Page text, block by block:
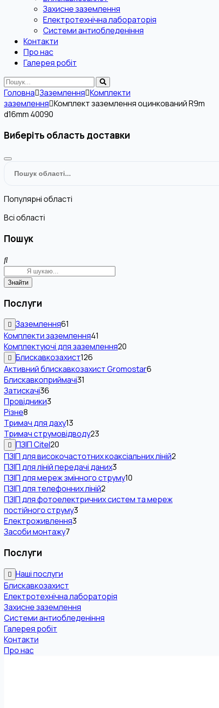
Захисне заземлення
Електротехнічна лабораторія
Системи антиобледеніння
Контакти
Про нас
Галерея робіт
Головна Заземлення Комплекти
заземлення Комплект заземлення оцинкований R9m
d16mm 40090
Виберіть область доставки
Популярні області
Всі області
Пошук
Знайти
Послуги
Заземлення61
Комплекти заземлення41
Комплектуючі для заземлення20
Блискавкозахист126
Активний блискавкозахист Gromostar6
Блискавкоприймачі31
Затискачі36
Провідники3
Різне8
Тримач для даху13
Тримач струмовідводу23
ПЗІП Citel20
ПЗІП для високочастотних коаксіальних ліній2
ПЗІП для ліній передачі даних3
ПЗІП для мереж змінного струму10
ПЗІП для телефонних ліній2
ПЗІП для фотоелектричних систем та мереж
постійного струму3
Електроживлення3
Засоби монтажу7
Послуги
Наші послуги
Блискавкозахист
Електротехнічна лабораторія
Захисне заземлення
Системи антиобледеніння
Галерея робіт
Контакти
Про нас